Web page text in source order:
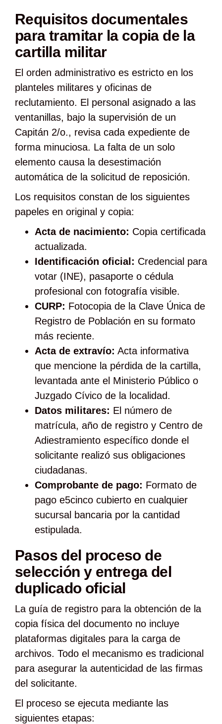
Requisitos documentales
para tramitar la copia de la
cartilla militar
El orden administrativo es estricto en los
planteles militares y oficinas de
reclutamiento. El personal asignado a las
ventanillas, bajo la supervisión de un
Capitán 2/o., revisa cada expediente de
forma minuciosa. La falta de un solo
elemento causa la desestimación
automática de la solicitud de reposición.
Los requisitos constan de los siguientes
papeles en original y copia:
Acta de nacimiento: Copia certificada
actualizada.
Identificación oficial: Credencial para
votar (INE), pasaporte o cédula
profesional con fotografía visible.
CURP: Fotocopia de la Clave Única de
Registro de Población en su formato
más reciente.
Acta de extravío: Acta informativa
que mencione la pérdida de la cartilla,
levantada ante el Ministerio Público o
Juzgado Cívico de la localidad.
Datos militares: El número de
matrícula, año de registro y Centro de
Adiestramiento específico donde el
solicitante realizó sus obligaciones
ciudadanas.
Comprobante de pago: Formato de
pago e5cinco cubierto en cualquier
sucursal bancaria por la cantidad
estipulada.
Pasos del proceso de
selección y entrega del
duplicado oficial
La guía de registro para la obtención de la
copia física del documento no incluye
plataformas digitales para la carga de
archivos. Todo el mecanismo es tradicional
para asegurar la autenticidad de las firmas
del solicitante.
El proceso se ejecuta mediante las
siguientes etapas: